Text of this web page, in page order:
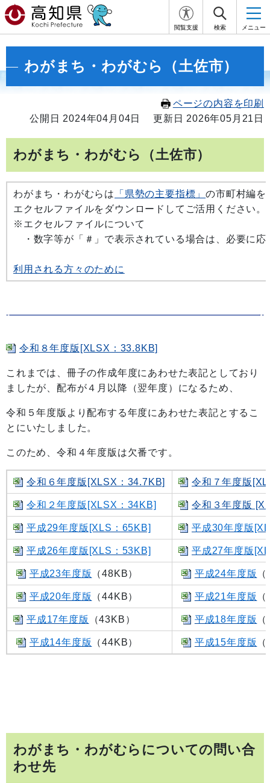
閲覧支援 検索 メニュー
わがまち・わがむら（土佐市）
ページの内容を印刷
公開日 2024年04月04日
更新日 2026年05月21日
わがまち・わがむら（土佐市）
わがまち・わがむらは 「県勢の主要指標」の市町村編を
エクセルファイルをダウンロードしてご活用ください。
※エクセルファイルについて
・数字等が「＃」で表示されている場合は、必要に応
利用される方々のために
令和８年度版[XLSX：33.8KB]
これまでは、冊子の作成年度にあわせた表記としており
ましたが、配布が４月以降（翌年度）になるため、
令和５年度版より配布する年度にあわせた表記とするこ
とにいたしました。
このため、令和４年度版は欠番です。
令和６年度版[XLSX：34.7KB] 令和７年度版
令和２年度版[XLSX：34KB] 令和３年度版
平成29年度版[XLS：65KB] 平成30年度版
平成26年度版[XLS：53KB] 平成27年度版
平成23年度版 （48KB） 平成24年度版
平成20年度版 （44KB） 平成21年度版
平成17年度版 （43KB） 平成18年度版
平成14年度版 （44KB） 平成15年度版
わがまち・わがむらについての問い合
わせ先